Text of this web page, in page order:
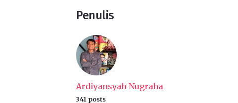
Penulis
Ardiyansyah Nugraha
341 posts